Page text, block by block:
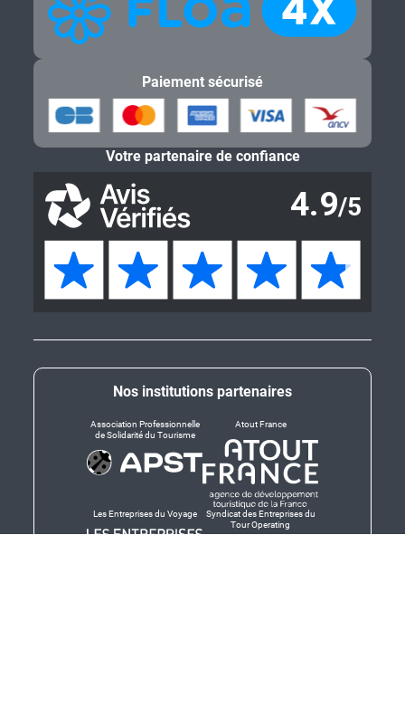
Nos institutions partenaires
Association Professionnelle
de Solidarité du Tourisme
Atout France
Les Entreprises du Voyage
Syndicat des Entreprises du
Tour Operating
Paiement sécurisé
Votre partenaire de confiance